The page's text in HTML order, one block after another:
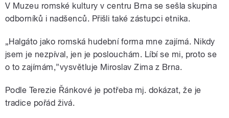
V Muzeu romské kultury v centru Brna se sešla skupina
odborníků i nadšenců. Přišli také zástupci etnika.
„Halgáto jako romská hudební forma mne zajímá. Nikdy
jsem je nezpíval, jen je poslouchám. Líbí se mi, proto se
o to zajímám,”vysvětluje Miroslav Zima z Brna.
Podle Terezie Řánkové je potřeba mj. dokázat, že je
tradice pořád živá.